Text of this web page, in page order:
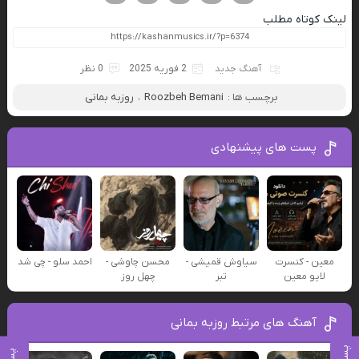
لینک کوتاه مطلب
آهنگ جدید 2 فوریه 2025 0 نظر
برچسب ها : Roozbeh Bemani ، روزبه بمانی
پست های پیشنهادی
معین - کنسرت
لایو معین
سیاوش قمیشی -
تبر
محسن چاوشی -
چهل روز
احمد سلو - چی شد
آهنگ های مرتبط روزبه بمانی